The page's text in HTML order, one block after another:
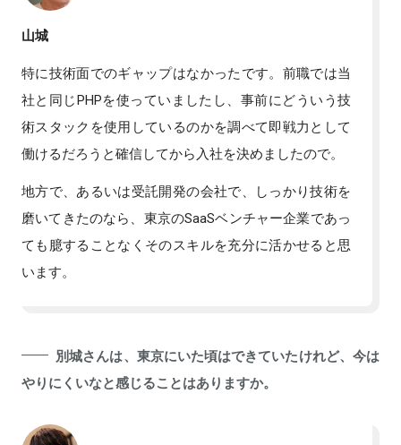
山城
特に技術面でのギャップはなかったです。前職では当
社と同じPHPを使っていましたし、事前にどういう技
術スタックを使用しているのかを調べて即戦力として
働けるだろうと確信してから入社を決めましたので。
地方で、あるいは受託開発の会社で、しっかり技術を
磨いてきたのなら、東京のSaaSベンチャー企業であっ
ても臆することなくそのスキルを充分に活かせると思
います。
別城さんは、東京にいた頃はできていたけれど、今は
やりにくいなと感じることはありますか。